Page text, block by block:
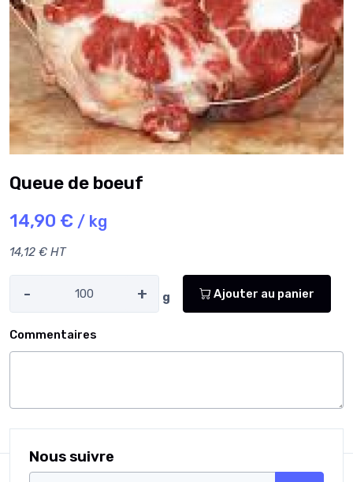
Queue de boeuf
14,90 € / kg
14,12 € HT
- + g Ajouter au panier
Commentaires
Nous suivre